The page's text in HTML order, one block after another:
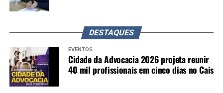
DESTAQUES
EVENTOS
Cidade da Advocacia 2026 projeta reunir
40 mil profissionais em cinco dias no Cais